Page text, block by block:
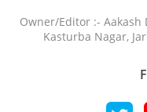
Owner/Editor :- Aakash
Kasturba Nagar,